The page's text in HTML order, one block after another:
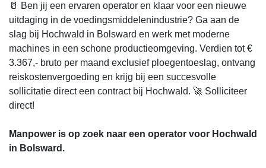
🥛 Ben jij een ervaren operator en klaar voor een nieuwe
uitdaging in de voedingsmiddelenindustrie? Ga aan de
slag bij Hochwald in Bolsward en werk met moderne
machines in een schone productieomgeving. Verdien tot €
3.367,- bruto per maand exclusief ploegentoeslag, ontvang
reiskostenvergoeding en krijg bij een succesvolle
sollicitatie direct een contract bij Hochwald. 🚀 Solliciteer
direct!
Manpower is op zoek naar een operator voor Hochwald
in Bolsward.